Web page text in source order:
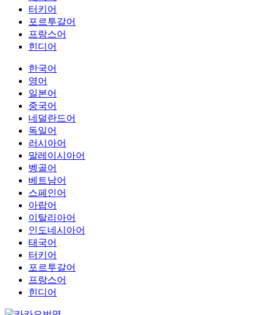
터키어
포르투갈어
프랑스어
힌디어
한국어
영어
일본어
중국어
네덜란드어
독일어
러시아어
말레이시아어
벵골어
베트남어
스페인어
아랍어
이탈리아어
인도네시아어
태국어
터키어
포르투갈어
프랑스어
힌디어